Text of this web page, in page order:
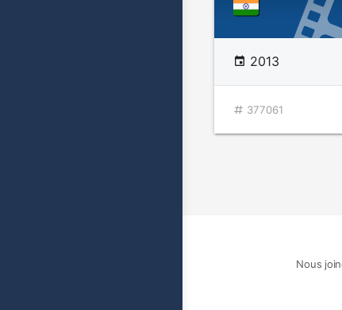
2013
377061
Nous